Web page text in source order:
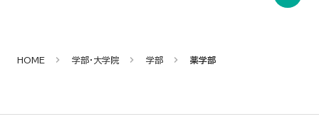
HOME 学部・大学院 学部 薬学部